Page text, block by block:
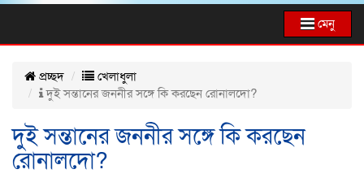
মেনু
প্রচ্ছদ
খেলাধুলা
দুই সন্তানের জননীর সঙ্গে কি করছেন রোনালদো?
দুই সন্তানের জননীর সঙ্গে কি করছেন
রোনালদো?